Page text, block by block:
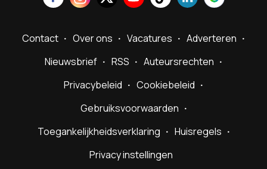
Contact Over ons Vacatures
Adverteren
Nieuwsbrief
RSS
Auteursrechten
Privacybeleid
Cookiebeleid
Gebruiksvoorwaarden
Toegankelijkheidsverklaring
Huisregels
Privacy instellingen